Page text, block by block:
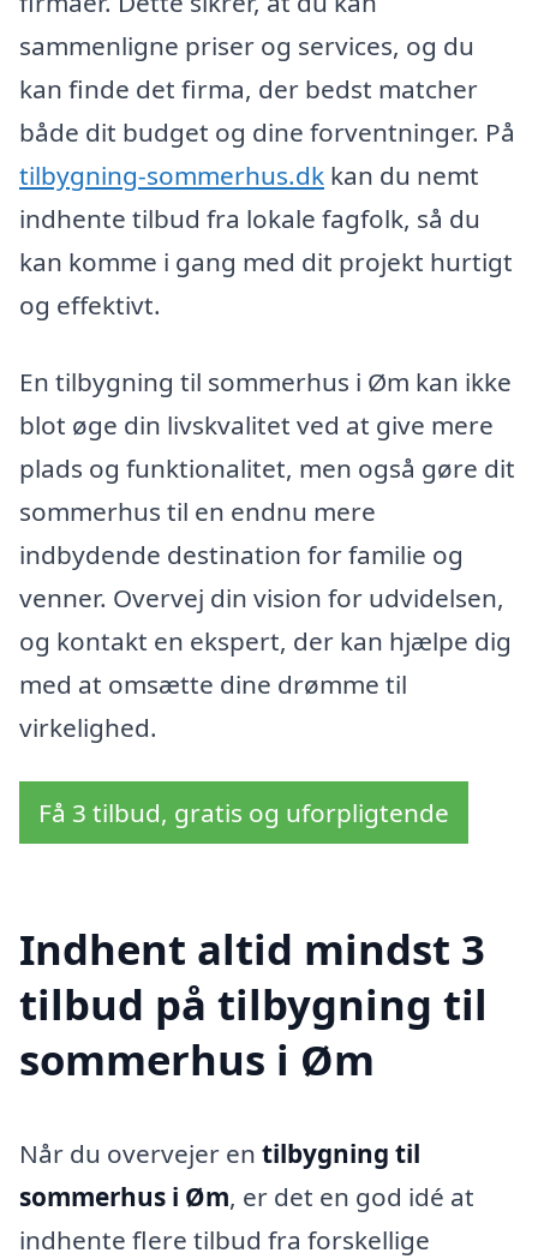
sammenligne priser og services, og du
kan finde det firma, der bedst matcher
både dit budget og dine forventninger. På
tilbygning-sommerhus.dk kan du nemt
indhente tilbud fra lokale fagfolk, så du
kan komme i gang med dit projekt hurtigt
og effektivt.
En tilbygning til sommerhus i Øm kan ikke
blot øge din livskvalitet ved at give mere
plads og funktionalitet, men også gøre dit
sommerhus til en endnu mere
indbydende destination for familie og
venner. Overvej din vision for udvidelsen,
og kontakt en ekspert, der kan hjælpe dig
med at omsætte dine drømme til
virkelighed.
Få 3 tilbud, gratis og uforpligtende
Indhent altid mindst 3
tilbud på tilbygning til
sommerhus i Øm
Når du overvejer en tilbygning til
sommerhus i Øm, er det en god idé at
indhente flere tilbud fra forskellige